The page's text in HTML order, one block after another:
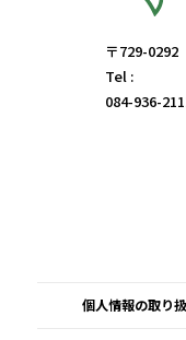
〒729-
Tel :
084-936-
個人情報の取り